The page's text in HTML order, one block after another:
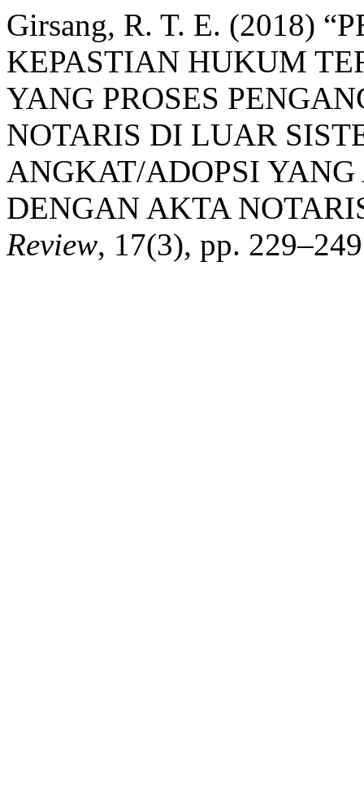
Girsang, R. T. E. (2018)
KEPASTIAN HUKUM
YANG PROSES
NOTARIS DI LUAR
ANGKAT/ADOPSI
DENGAN AKTA
Review, 17(3), pp.